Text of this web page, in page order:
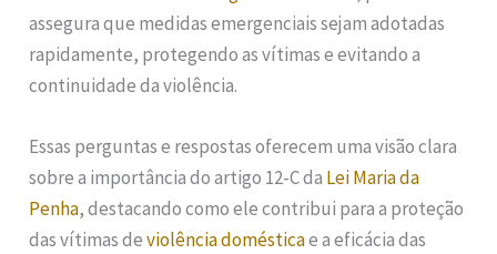
assegura que medidas emergenciais sejam adotadas
rapidamente, protegendo as vítimas e evitando a
continuidade da violência.
Essas perguntas e respostas oferecem uma visão clara
sobre a importância do artigo 12-C da Lei Maria da
Penha, destacando como ele contribui para a proteção
das vítimas deviolência domésticae a eficácia das